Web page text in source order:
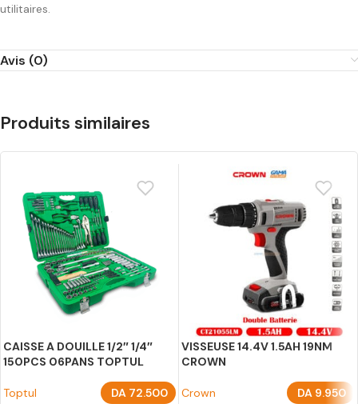
utilitaires.
Avis (0)
Produits similaires
CAISSE A DOUILLE 1/2″ 1/4″
150PCS 06PANS TOPTUL
Toptul DA 72.500
VISSEUSE 14.4V 1.5AH 19NM
CROWN
Crown DA 9.950